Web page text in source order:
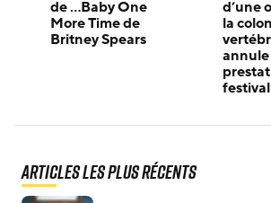
de …Baby One
More Time de
Britney Spears
d’une
la
annule
Articles les plus récents